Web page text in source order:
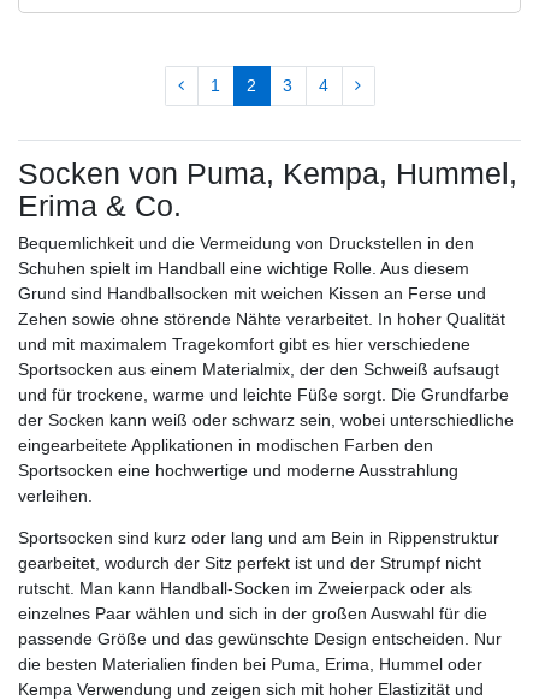
1 2 3 4
Socken von Puma, Kempa, Hummel,
Erima & Co.
Bequemlichkeit und die Vermeidung von Druckstellen in den
Schuhen spielt im Handball eine wichtige Rolle. Aus diesem
Grund sind Handballsocken mit weichen Kissen an Ferse und
Zehen sowie ohne störende Nähte verarbeitet. In hoher Qualität
und mit maximalem Tragekomfort gibt es hier verschiedene
Sportsocken aus einem Materialmix, der den Schweiß aufsaugt
und für trockene, warme und leichte Füße sorgt. Die Grundfarbe
der Socken kann weiß oder schwarz sein, wobei unterschiedliche
eingearbeitete Applikationen in modischen Farben den
Sportsocken eine hochwertige und moderne Ausstrahlung
verleihen.
Sportsocken sind kurz oder lang und am Bein in Rippenstruktur
gearbeitet, wodurch der Sitz perfekt ist und der Strumpf nicht
rutscht. Man kann Handball-Socken im Zweierpack oder als
einzelnes Paar wählen und sich in der großen Auswahl für die
passende Größe und das gewünschte Design entscheiden. Nur
die besten Materialien finden bei Puma, Erima, Hummel oder
Kempa Verwendung und zeigen sich mit hoher Elastizität und